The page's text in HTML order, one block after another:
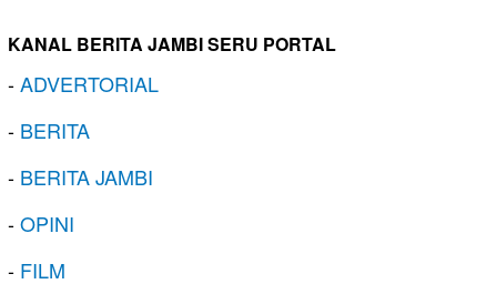
KANAL BERITA JAMBI SERU PORTAL
-ADVERTORIAL
- BERITA
- BERITA JAMBI
-OPINI
- FILM